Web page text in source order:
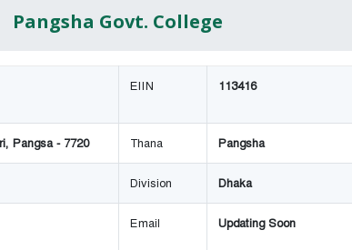
Pangsha Govt. College
EIIN 113416
Pangsa - 7720 Thana Pangsha
Division Dhaka
Email Updating Soon